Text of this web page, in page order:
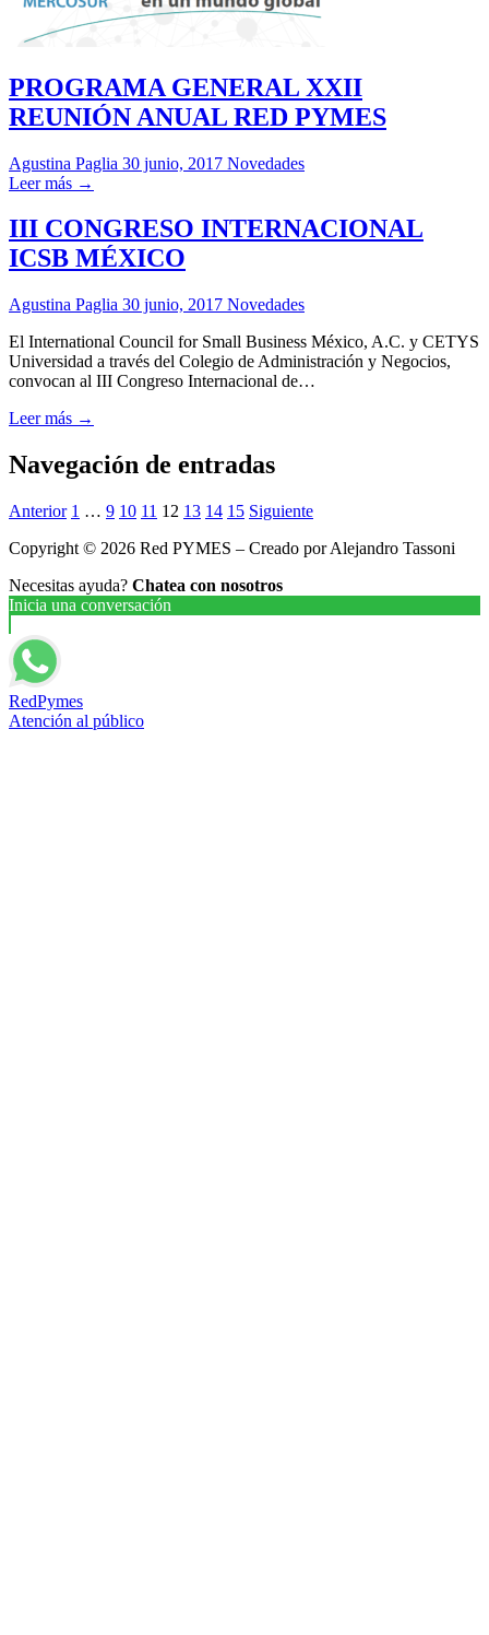
PROGRAMA GENERAL XXII
REUNIÓN ANUAL RED PYMES
Agustina Paglia 30 junio, 2017 Novedades
Leer más →
III CONGRESO INTERNACIONAL
ICSB MÉXICO
Agustina Paglia 30 junio, 2017 Novedades
El International Council for Small Business México, A.C. y CETYS
Universidad a través del Colegio de Administración y Negocios,
convocan al III Congreso Internacional de…
Leer más →
Navegación de entradas
Anterior 1 … 9 10 11 12 13 14 15 Siguiente
Copyright © 2026 Red PYMES – Creado por Alejandro Tassoni
Necesitas ayuda? Chatea con nosotros
Inicia una conversación
RedPymes
Atención al público